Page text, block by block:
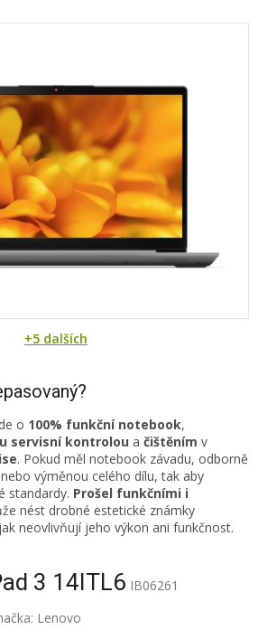
+5 dalších
o 100% funkční notebook,
servisní kontrolou a čištěním v
. Pokud měl notebook závadu, odborně
výměnou celého dílu, tak aby
standardy. Prošel funkčními i
nést drobné estetické známky
neovlivňují jeho výkon ani funkčnost.
3 14ITL6 IB06261
Lenovo